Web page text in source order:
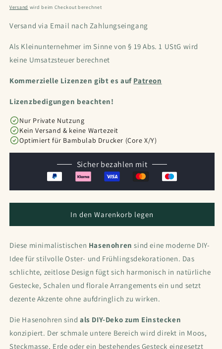
Preis
Versand wird beim Checkout berechnet
Versand via Email nach Zahlungseingang
Als Kleinunternehmer im Sinne von § 19 Abs. 1 UStG wird
keine Umsatzsteuer berechnet
Kommerzielle Lizenzen gibt es auf Patreon
Lizenzbedigungen beachten!
Nur Private Nutzung
Kein Versand & keine Wartezeit
Optimiert für Bambulab Drucker (Core X/Y)
Sicher bezahlen mit
In den Warenkorb legen
Diese minimalistischen Hasenohren sind eine moderne DIY-
Idee für stilvolle Oster- und Frühlingsdekorationen. Das
schlichte, zeitlose Design fügt sich harmonisch in natürliche
Gestecke, Schalen und florale Arrangements ein und setzt
dezente Akzente ohne aufdringlich zu wirken.
Die Hasenohren sind als DIY-Deko zum Einstecken
konzipiert. Der schmale untere Bereich wird direkt in Moos,
Steckmasse, Erde oder ein bestehendes Gesteck eingesetzt